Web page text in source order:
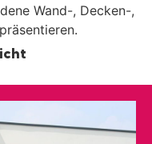
Wand-, Decken-,